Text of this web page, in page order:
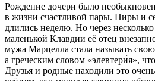
Рождение дочери было
в жизни счастливой пары. Пиры и
длились неделю. Но через
маленькой Клавдии её отец
мужа Марцелла стала называть
а греческим словом «элевтери́я»,
Друзья и родные находили это